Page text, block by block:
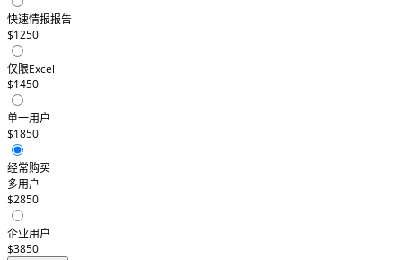
快速情报报告
$1250
仅限Excel
$1450
单一用户
$1850
经常购买
多用户
$2850
企业用户
$3850